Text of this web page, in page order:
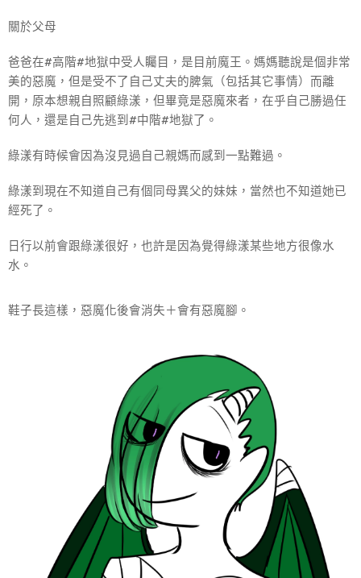
關於父母
爸爸在#高階#地獄中受人矚目，是目前魔王。媽媽聽說是個非常
美的惡魔，但是受不了自己丈夫的脾氣（包括其它事情）而離
開，原本想親自照顧綠漾，但畢竟是惡魔來者，在乎自己勝過任
何人，還是自己先逃到#中階#地獄了。
綠漾有時候會因為沒見過自己親媽而感到一點難過。
綠漾到現在不知道自己有個同母異父的妹妹，當然也不知道她已
經死了。
日行以前會跟綠漾很好，也許是因為覺得綠漾某些地方很像水
水。
鞋子長這樣，惡魔化後會消失＋會有惡魔腳。